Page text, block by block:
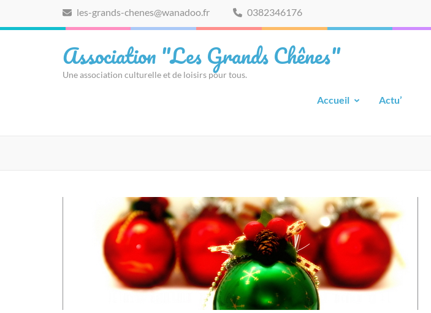
les-grands-chenes@wanadoo.fr 0382346176
Association "Les Grands Chênes"
Une association culturelle et de loisirs pour tous.
Accueil Actu’